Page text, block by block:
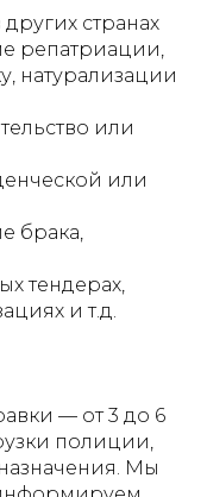
странах
репатриации,
натурализации
или
или
брака,
тендерах,
и т.д.
— от 3 до 6
полиции,
Мы